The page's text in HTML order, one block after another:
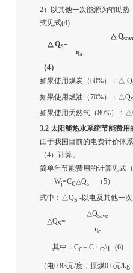
2）以其他一次能源为辅助
式见式(4)
△ QS=
△ Q
ηs
（4）
如果使用煤炭（60%）：△ Q
如果使用燃油（70%）：△Q
如果使用天然气（80%）：
3.2太阳能热水系统节能费用
由于我国目前的电费计价体
（4）计算。
简单年节能费用的计算见式
Wj=CC△Qs
（5）
式中：△QS -以电及其他一
△QS=
△Qsave
ηc
其中：CC= C C/q (6)
（电0.83元/度，原煤0.6元/